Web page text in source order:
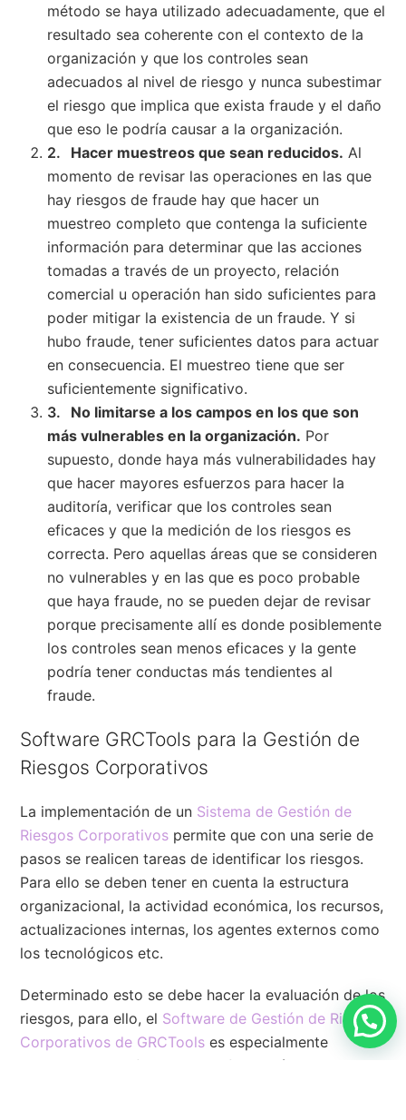
método se haya utilizado adecuadamente, que el
resultado sea coherente con el contexto de la
organización y que los controles sean
adecuados al nivel de riesgo y nunca subestimar
el riesgo que implica que exista fraude y el daño
que eso le podría causar a la organización.
Hacer muestreos que sean reducidos. Al
momento de revisar las operaciones en las que
hay riesgos de fraude hay que hacer un
muestreo completo que contenga la suficiente
información para determinar que las acciones
tomadas a través de un proyecto, relación
comercial u operación han sido suficientes para
poder mitigar la existencia de un fraude. Y si
hubo fraude, tener suficientes datos para actuar
en consecuencia. El muestreo tiene que ser
suficientemente significativo.
No limitarse a los campos en los que son
más vulnerables en la organización. Por
supuesto, donde haya más vulnerabilidades hay
que hacer mayores esfuerzos para hacer la
auditoría, verificar que los controles sean
eficaces y que la medición de los riesgos es
correcta. Pero aquellas áreas que se consideren
no vulnerables y en las que es poco probable
que haya fraude, no se pueden dejar de revisar
porque precisamente allí es donde posiblemente
los controles sean menos eficaces y la gente
podría tener conductas más tendientes al
fraude.
Software GRCTools para la Gestión de
Riesgos Corporativos
La implementación de un Sistema de Gestión de
Riesgos Corporativos permite que con una serie de
pasos se realicen tareas de identificar los riesgos.
Para ello se deben tener en cuenta la estructura
organizacional, la actividad económica, los recursos,
actualizaciones internas, los agentes externos como
los tecnológicos etc.
Determinado esto se debe hacer la evaluación de los
riesgos, para ello, el Software de Gestión de Riesgos
Corporativos de GRCToolses especialmente
indicado ya que facilita la configuración de las